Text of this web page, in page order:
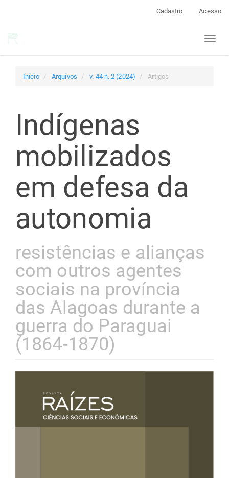
Cadastro Acesso
Toggle
Início Arquivos v. 44 n. 2 (2024) Artigos
Indígenas
mobilizados
em defesa da
autonomia
resistências e alianças
com outros agentes
sociais na província
das Alagoas durante a
guerra do Paraguai
(1864-1870)
lateral
de